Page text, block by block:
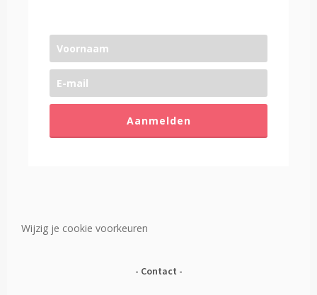
Aanmelden
Wijzig je cookie voorkeuren
Contact